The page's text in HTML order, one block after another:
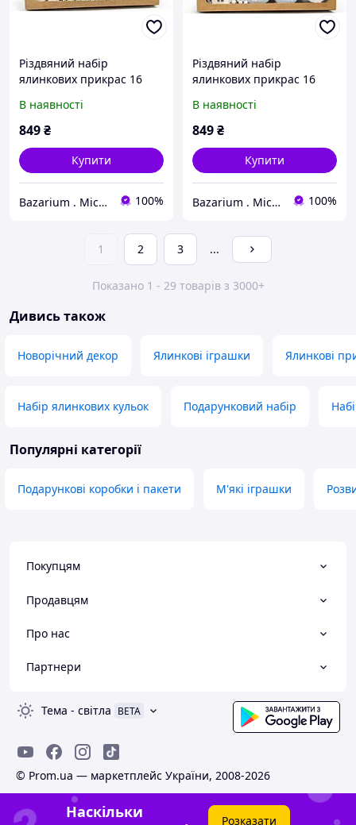
Різдвяний набір
ялинкових прикрас 16
подарунковий набір
декору, новорічні іграшки
ялинки
В наявності
849₴
Купити
Bazarium . Місце, де є все 100%
Різдвяний набір
ялинкових прикрас 16
подарунковий набір
декору, новорічні іграшки
ялинки
В наявності
849₴
Купити
Bazarium . Місце, де є все 100%
1 2 3 ...
Показано 1 - 29 товарів з 3000+
Дивись також
Новорічний декор Ялинкові іграшки Ялинкові
Набір ялинкових кульок Подарунковий набір
Популярні категорії
Подарункові коробки і пакети М'які іграшки
Покупцям
Продавцям
Про нас
Партнери
Тема - світла BETA
© Prom.ua — маркетплейс України, 2008-2026
Наскільки
Розказати